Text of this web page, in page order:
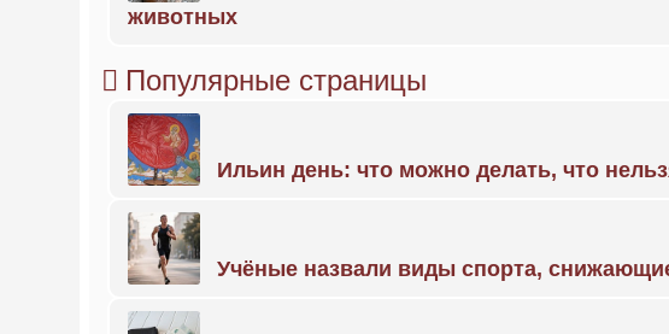
животных
Популярные страницы
Ильин день: что можно делать, что
Учёные назвали виды спорта,